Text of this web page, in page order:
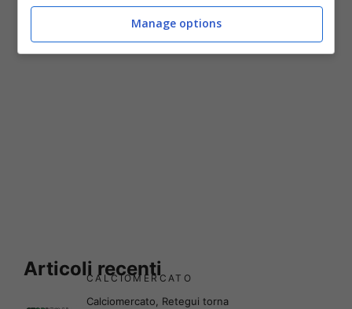
Articoli recenti
CALCIOMERCATO
Calciomercato, Retegui torna
Manage options